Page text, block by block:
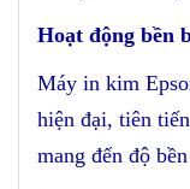
Hoạt động bền
Máy in kim
hiện đại, tiên
mang đến độ